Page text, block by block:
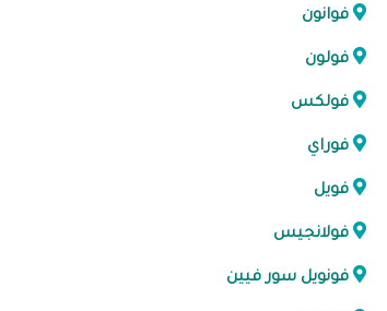
فوانون
فولون
فولكس
فوراي
فويل
فولانجيس
فونويل سور فيين